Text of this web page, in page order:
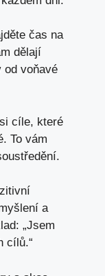
čas na
dělají
od voňavé
cíle, které
To vám
a
„Jsem
cílů.“